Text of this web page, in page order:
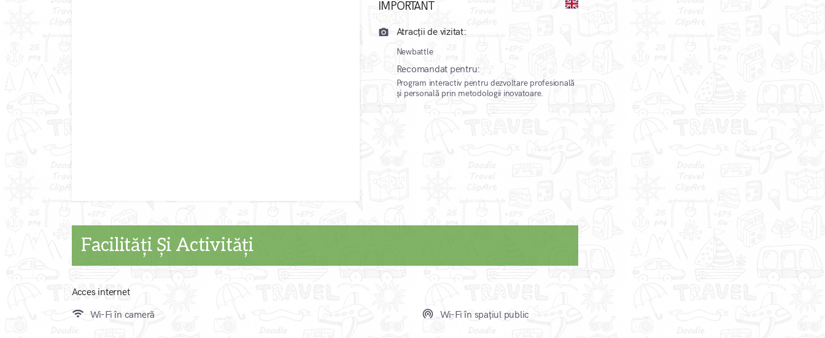
IMPORTANT
camera_alt Atracții de vizitat:
Newbattle
Recomandat pentru:
Program interactiv pentru dezvoltare profesională
și personală prin metodologii inovatoare.
Facilități Și Activități
Acces internet
wifi Wi-Fi în cameră wifi_tethering Wi-Fi în spațiul public